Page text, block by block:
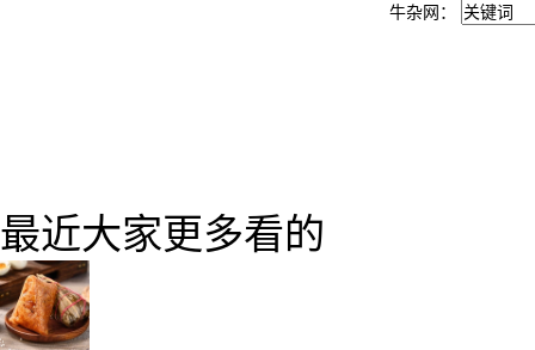
牛杂网：
最近大家更多看的